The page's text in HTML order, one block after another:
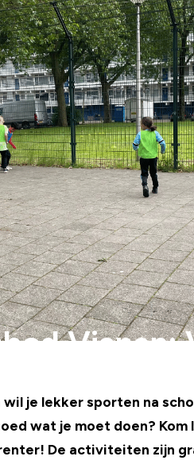
Vianen:
wil je lekker sporten na
wat je moet doen?
De activiteiten zijn